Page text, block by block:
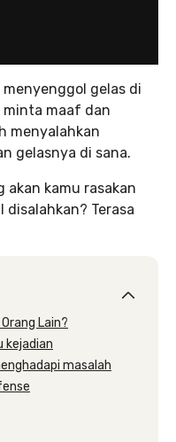
gelas di
maaf dan
menyalahkan
gelasnya di sana.
akan kamu rasakan
Terasa
Lain?
kejadian
masalah